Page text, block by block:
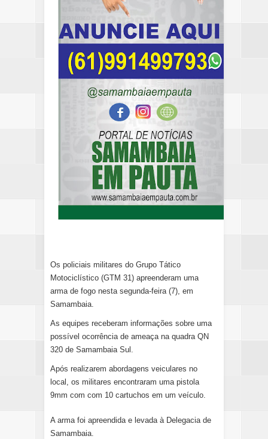
Os policiais militares do Grupo Tático
Motociclístico (GTM 31) apreenderam uma
arma de fogo nesta segunda-feira (7), em
Samambaia.
As equipes receberam informações sobre uma
possível ocorrência de ameaça na quadra QN
320 de Samambaia Sul.
Após realizarem abordagens veiculares no
local, os militares encontraram uma pistola
9mm com com 10 cartuchos em um veículo.
A arma foi apreendida e levada à Delegacia de
Samambaia.